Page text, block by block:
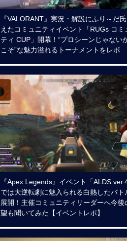
『VALORANT』実況・解説にふり～だ
えたコミュニティイベント「RUGs コミ
ティ CUP」開幕！“プロシーンじゃない
こそ”な魅力溢れるトーナメントをレポ
『Apex Legends』イベント「ALDS ver.4
では大逆転劇に魅入られる白熱したバト
展開！主催コミュニティリーダーへ今後
望も聞いてみた【イベントレポ】